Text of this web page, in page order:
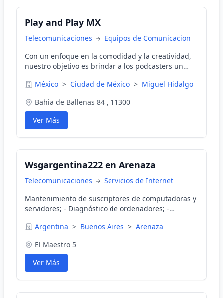
Play and Play MX
Telecomunicaciones
Equipos de Comunicacion
Con un enfoque en la comodidad y la creatividad,
nuestro objetivo es brindar a los podcasters un
ideas.México > Ciudad de México > Miguel Hidalgo
Bahia de Ballenas 84 , 11300
Ver Más
Wsgargentina222 en Arenaza
Telecomunicaciones
Servicios de Internet
Mantenimiento de suscriptores de computadoras y
servidores; - Diagnóstico de ordenadores; -
redes locales;
Argentina > Buenos Aires > Arenaza
El Maestro 5
Ver Más